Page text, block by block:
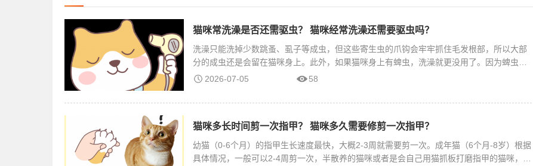
猫咪常洗澡是否还需驱虫？ 猫咪经常洗澡还需要驱虫吗？
洗澡只能洗掉少数跳蚤、虱子等成虫，但这些寄生虫的爪钩会牢牢抓住毛发根部，所以大部
分的成虫还是会留在猫咪身上。此外，如果猫咪身上有蜱虫，洗澡就更没用了。因为蜱虫的
口 2026-07-05 58
猫咪多长时间剪一次指甲？ 猫咪多久需要修剪一次指甲？
幼猫（0-6个月）的指甲生长速度最快，大概2-3周就需要剪一次。成年猫（6个月-8岁）根据
具体情况，一般可以2-4周剪一次，半散养的猫咪或者是会自己用猫抓板打磨指甲的猫咪，可